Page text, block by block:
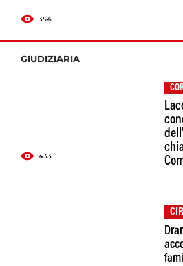
354
GIUDIZIARIA
433